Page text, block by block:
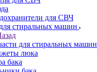
для СВЧ
стиральных машин
для стиральных машин
люка
бака